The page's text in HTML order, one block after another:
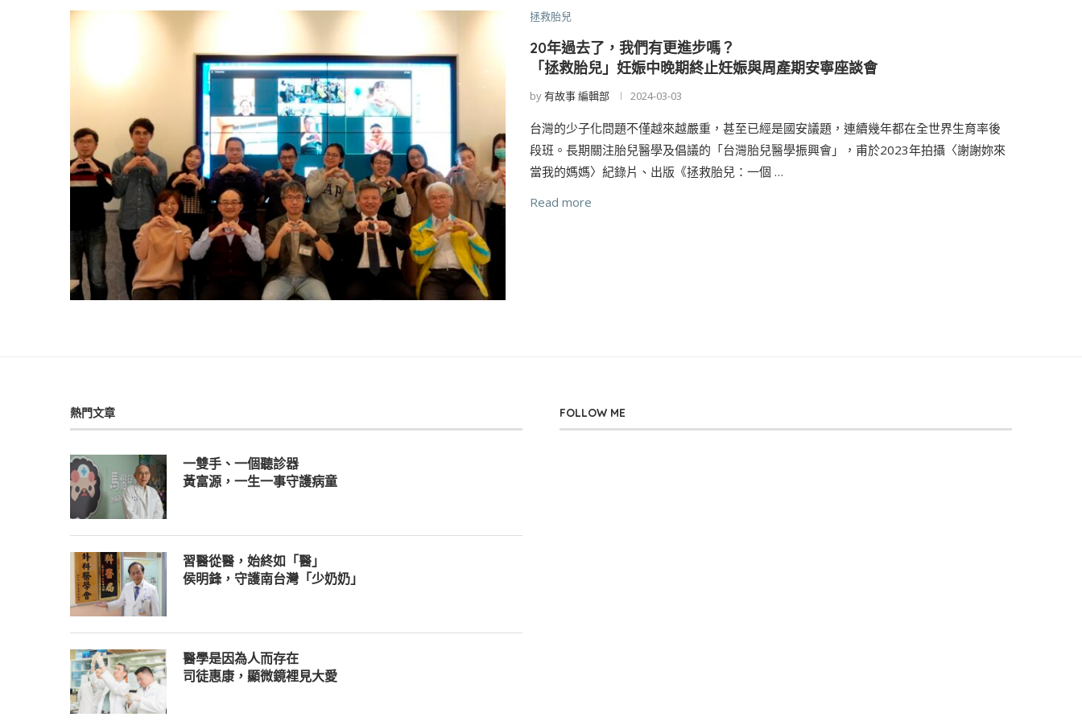
拯救胎兒
20年過去了，我們有更進步嗎？
「拯救胎兒」妊娠中晚期終止妊娠與周產期安寧座談會
by有故事 編輯部 2024-03-03
台灣的少子化問題不僅越來越嚴重，甚至已經是國安議題，連續幾年都在全世界生育率後
段班。長期關注胎兒醫學及倡議的「台灣胎兒醫學振興會」，甫於2023年拍攝〈謝謝妳來
當我的媽媽〉紀錄片、出版《拯救胎兒：一個 …
Read more
熱門文章
一雙手、一個聽診器
黃富源，一生一事守護病童
習醫從醫，始終如「醫」
侯明鋒，守護南台灣「少奶奶」
醫學是因為人而存在
司徒惠康，顯微鏡裡見大愛
FOLLOW ME